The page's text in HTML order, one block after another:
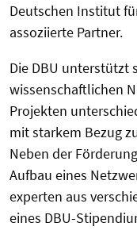
Deutschen Institut
assoziierte Partner.
Die DBU unterstützt
wissenschaftlichen
Projekten
mit starkem Bezug
Neben der
Aufbau eines
experten aus
eines DBU-